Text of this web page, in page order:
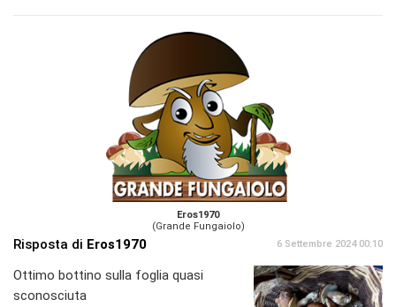
Eros1970
(Grande Fungaiolo)
Risposta di Eros1970 6 Settembre 2024 00:10
Ottimo bottino sulla foglia quasi
sconosciuta